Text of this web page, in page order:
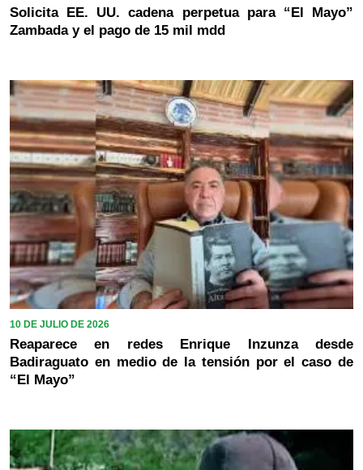
Solicita EE. UU. cadena perpetua para “El Mayo”
Zambada y el pago de 15 mil mdd
10 DE JULIO DE 2026
Reaparece en redes Enrique Inzunza desde
Badiraguato en medio de la tensión por el caso de
“El Mayo”